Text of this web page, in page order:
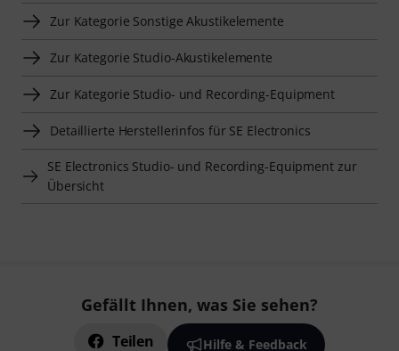
Zur Kategorie Sonstige Akustikelemente
Zur Kategorie Studio-Akustikelemente
Zur Kategorie Studio- und Recording-Equipment
Detaillierte Herstellerinfos für SE Electronics
SE Electronics Studio- und Recording-Equipment zur
Übersicht
Gefällt Ihnen, was Sie sehen?
Teilen Hilfe & Feedback